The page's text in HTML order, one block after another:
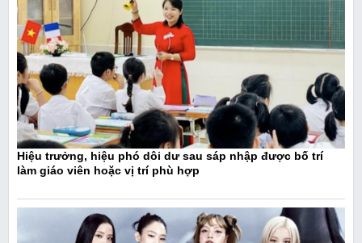
Hiệu trưởng, hiệu phó dôi dư sau sáp nhập được bố trí
làm giáo viên hoặc vị trí phù hợp